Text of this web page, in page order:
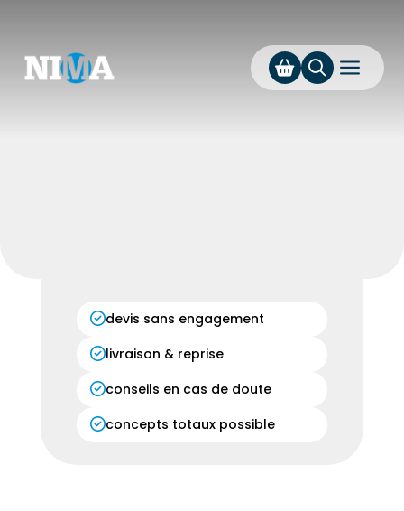
a
devis sans engagement
livraison & reprise
conseils en cas de doute
concepts totaux possible